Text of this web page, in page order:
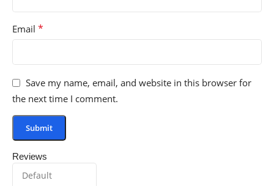
Reviews
Email *
Save my name, email, and website in this browser for
the next time I comment.